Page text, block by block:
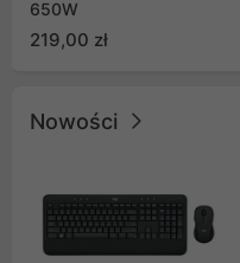
650W
219,00 zł
Nowości